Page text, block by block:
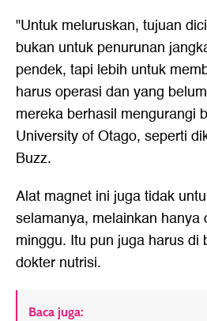
"Untuk meluruskan, tujuan
bukan untuk penurunan
pendek, tapi lebih untuk
harus operasi dan yang
mereka berhasil mengurangi
University of Otago, seperti
Buzz.
Alat magnet ini juga tidak
selamanya, melainkan hanya
minggu. Itu pun juga harus di
dokter nutrisi.
Baca juga: